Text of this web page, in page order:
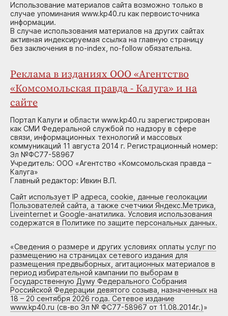
Использование материалов сайта возможно только в
случае упоминания www.kp40.ru как первоисточника
информации.
В случае использования материалов на других сайтах
активная индексируемая ссылка на главную страницу
без заключения в no-index, no-follow обязательна.
Реклама в изданиях ООО «Агентство
«Комсомольская правда - Калуга» и на
сайте
Портал Калуги и области www.kp40.ru зарегистрирован
как СМИ Федеральной службой по надзору в сфере
связи, информационных технологий и массовых
коммуникаций 11 августа 2014 г. Регистрационный номер:
Эл №ФС77-58967
Учредитель: ООО «Агентство «Комсомольская правда –
Калуга»
Главный редактор: Ивкин В.П.
Сайт использует IP адреса, cookie, данные геолокации
Пользователей сайта, а также счетчики Яндекс.Метрика,
Liveinternet и Google-анатилика. Условия использования
содержатся в Политике по защите персональных данных.
«Сведения о размере и других условиях оплаты услуг по
размещению на страницах сетевого издания для
размещения предвыборных, агитационных материалов в
период избирательной кампании по выборам в
Государственную Думу Федерального Собрания
Российской Федерации девятого созыва, назначенных на
18 – 20 сентября 2026 года. Сетевое издание
www.kp40.ru (св-во Эл № ФС77-58967 от 11.08.2014г.)»